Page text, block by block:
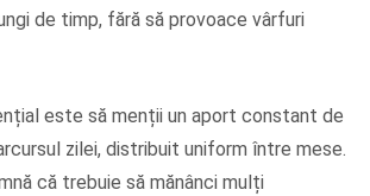
de timp, fără să provoace vârfuri
este să menții un aport constant de
zilei, distribuit uniform între mese.
că trebuie să mănânci mulți